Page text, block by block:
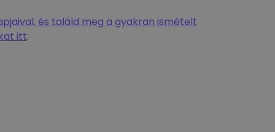
és találd meg a gyakran ismételt
itt.